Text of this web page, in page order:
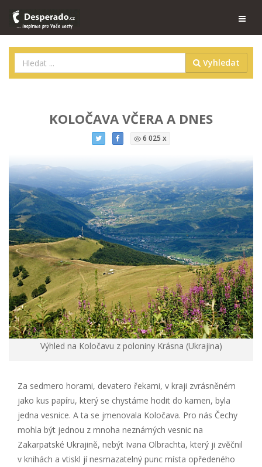
Vyhledat
KOLOČAVA VČERA A DNES
6 025 x
Výhled na Koločavu z poloniny Krásna (Ukrajina)
Za sedmero horami, devatero řekami, v kraji zvrásněném
jako kus papíru, který se chystáme hodit do kamen, byla
jedna vesnice. A ta se jmenovala Koločava. Pro nás Čechy
mohla být jednou z mnoha neznámých vesnic na
Zakarpatské Ukrajině, nebýt Ivana Olbrachta, který ji zvěčnil
v knihách a vtiskl jí nesmazatelný punc místa opředeného